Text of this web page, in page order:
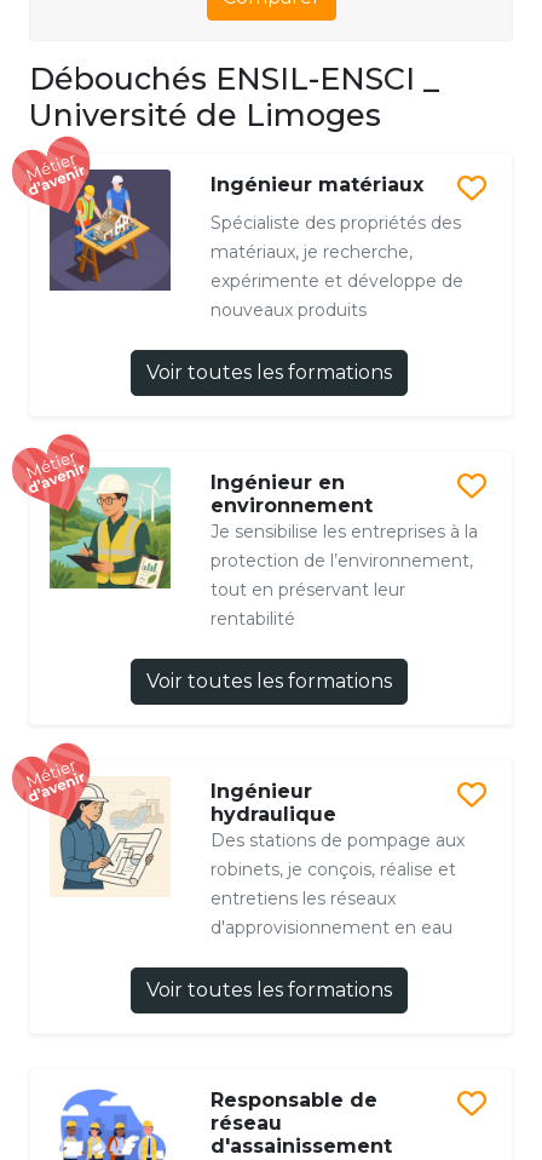
Débouchés ENSIL-ENSCI _
Université de Limoges
Ingénieur matériaux
Spécialiste des propriétés des
matériaux, je recherche,
expérimente et développe de
nouveaux produits
Voir toutes les formations
Ingénieur en
environnement
Je sensibilise les entreprises à la
protection de l’environnement,
tout en préservant leur
rentabilité
Voir toutes les formations
Ingénieur
hydraulique
Des stations de pompage aux
robinets, je conçois, réalise et
entretiens les réseaux
d'approvisionnement en eau
Voir toutes les formations
Responsable de
réseau
d'assainissement